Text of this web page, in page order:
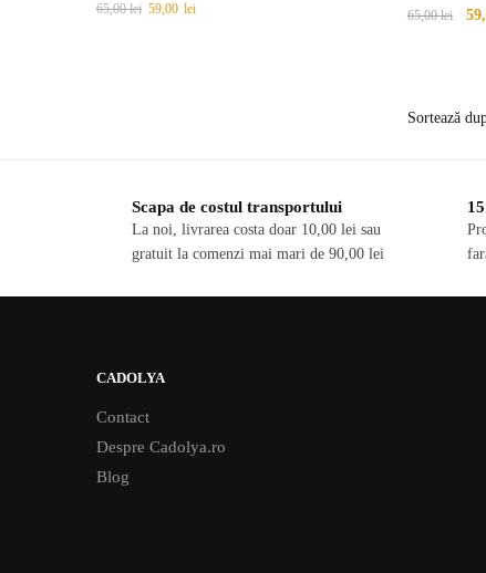
65,00lei
are
Opțiunile
alese
65,00lei 59,00 lei
Scapa de costul transportului
La noi, livrarea costa doar 10,00 lei sau
gratuit la comenzi mai mari de 90,00 lei
CADOLYA
Contact
Despre Cadolya.ro
Blog